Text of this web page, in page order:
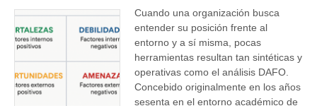
Cuando una organización busca
entender su posición frente al
entorno y a sí misma, pocas
herramientas resultan tan sintéticas y
operativas como el análisis DAFO.
Concebido originalmente en los años
sesenta en el entorno académico de